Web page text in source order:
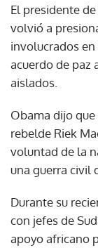
El presidente
volvió a
involucrados en
acuerdo de paz
aislados.
Obama dijo
rebelde Riek
voluntad de la
una guerra civil
Durante su
con jefes de
apoyo africano